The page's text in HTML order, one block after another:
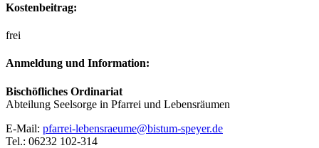
Kostenbeitrag:
frei
Anmeldung und Information:
Bischöfliches Ordinariat
Abteilung Seelsorge in Pfarrei und Lebensräumen
E-Mail: pfarrei-lebensraeume@bistum-speyer.de
Tel.: 06232 102-314